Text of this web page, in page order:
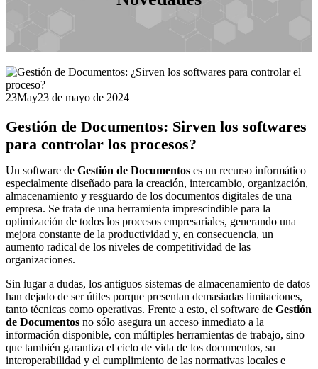
23May23 de mayo de 2024
Gestión de Documentos: Sirven los softwares
para controlar los procesos?
Un software de Gestión de Documentos es un recurso informático
especialmente diseñado para la creación, intercambio, organización,
almacenamiento y resguardo de los documentos digitales de una
empresa. Se trata de una herramienta imprescindible para la
optimización de todos los procesos empresariales, generando una
mejora constante de la productividad y, en consecuencia, un
aumento radical de los niveles de competitividad de las
organizaciones.
Sin lugar a dudas, los antiguos sistemas de almacenamiento de datos
han dejado de ser útiles porque presentan demasiadas limitaciones,
tanto técnicas como operativas. Frente a esto, el software de Gestión
de Documentos no sólo asegura un acceso inmediato a la
información disponible, con múltiples herramientas de trabajo, sino
que también garantiza el ciclo de vida de los documentos, su
interoperabilidad y el cumplimiento de las normativas locales e